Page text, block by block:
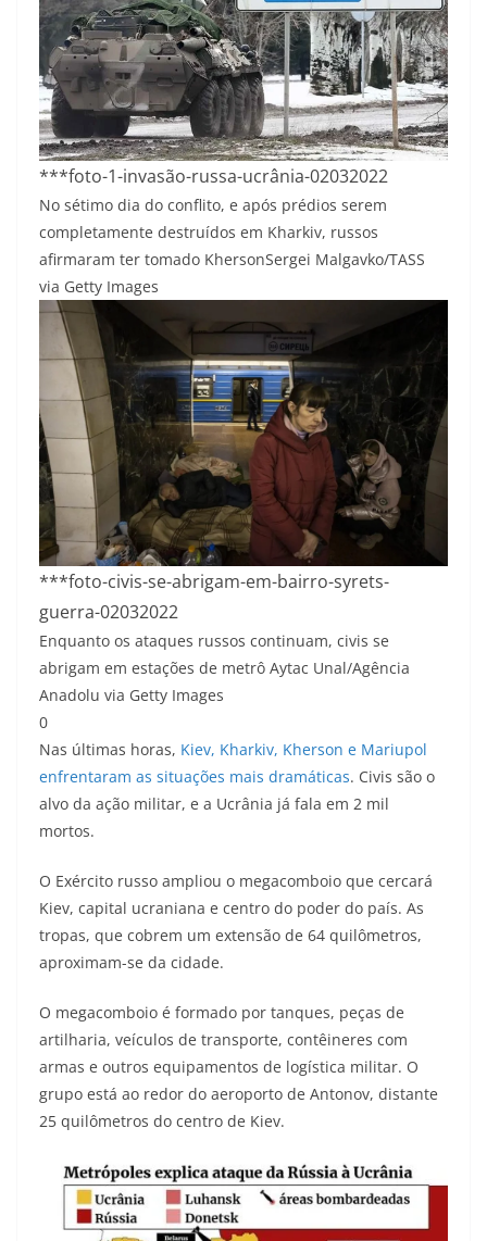
***foto-1-invasão-russa-ucrânia-02032022
No sétimo dia do conflito, e após prédios serem
completamente destruídos em Kharkiv, russos
afirmaram ter tomado KhersonSergei Malgavko/TASS
via Getty Images
***foto-civis-se-abrigam-em-bairro-syrets-
guerra-02032022
Enquanto os ataques russos continuam, civis se
abrigam em estações de metrô Aytac Unal/Agência
Anadolu via Getty Images
0
Nas últimas horas, Kiev, Kharkiv, Kherson e Mariupol
enfrentaram as situações mais dramáticas. Civis são o
alvo da ação militar, e a Ucrânia já fala em 2 mil
mortos.
O Exército russo ampliou o megacomboio que cercará
Kiev, capital ucraniana e centro do poder do país. As
tropas, que cobrem um extensão de 64 quilômetros,
aproximam-se da cidade.
O megacomboio é formado por tanques, peças de
artilharia, veículos de transporte, contêineres com
armas e outros equipamentos de logística militar. O
grupo está ao redor do aeroporto de Antonov, distante
25 quilômetros do centro de Kiev.